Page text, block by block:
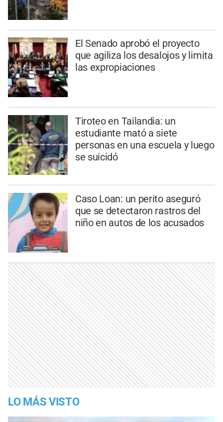
El Senado aprobó el proyecto
que agiliza los desalojos y limita
las expropiaciones
Tiroteo en Tailandia: un
estudiante mató a siete
personas en una escuela y luego
se suicidó
Caso Loan: un perito aseguró
que se detectaron rastros del
niño en autos de los acusados
LO MÁS VISTO